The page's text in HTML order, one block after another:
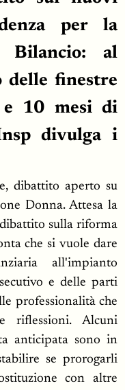
per la
Bilancio: al
delle finestre
10 mesi di
divulga i
dibattito aperto su
Donna. Attesa la
sulla riforma
che si vuole dare
all'impianto
e delle parti
professionalità che
riflessioni. Alcuni
anticipata sono in
se prorogarli
con altre